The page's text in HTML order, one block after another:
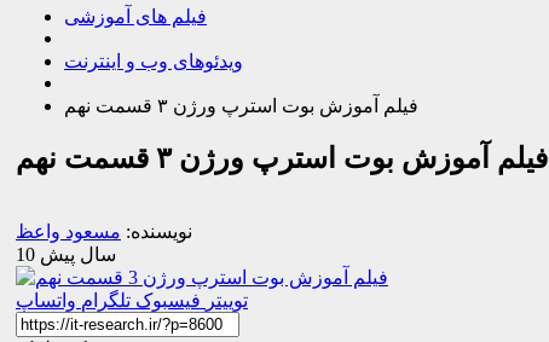
فیلم های آموزشی
ویدئوهای وب و اینترنت
فیلم آموزش بوت استرپ ورژن ۳ قسمت نهم
فیلم آموزش بوت استرپ ورژن ۳ قسمت نهم
نویسنده: مسعود واعظ
10 سال پیش
توییتر فیسبوک تلگرام واتساپ